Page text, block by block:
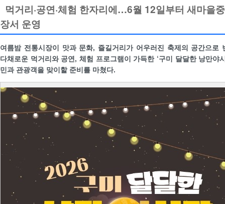
먹거리·공연·체험 한자리에…6월 12일부터 새마을
장서 운영
여름밤 전통시장이 맛과 문화, 즐길거리가 어우러진 축제의 공간으로
다채로운 먹거리와 공연, 체험 프로그램이 가득한 ‘구미 달달한 낭만야
민과 관광객을 맞이할 준비를 마쳤다.